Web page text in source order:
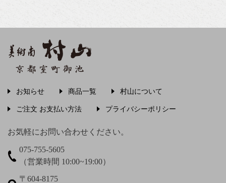
石田波郷 石黒宗麿
梅渓通治
お知らせ 商品一覧 村山について
ご注文 お支払い方法 プライバシーポリシー
お気軽にお問い合わせください。
075-755-5605
（営業時間 10:00~19:00）
〒604-8175